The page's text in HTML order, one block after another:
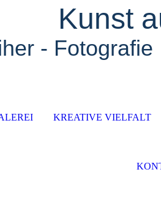
Kunst
-
KREATIVE VIELFALT